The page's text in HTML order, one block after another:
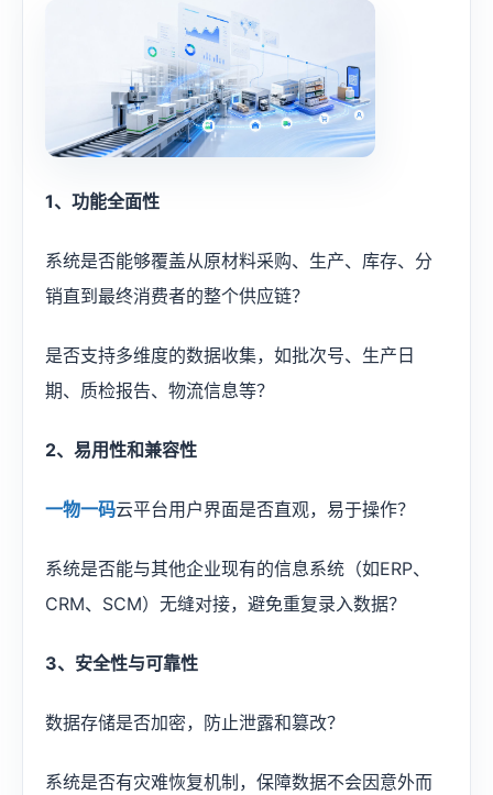
1、功能全面性
系统是否能够覆盖从原材料采购、生产、库存、分
销直到最终消费者的整个供应链？
是否支持多维度的数据收集，如批次号、生产日
期、质检报告、物流信息等？
2、易用性和兼容性
一物一码云平台用户界面是否直观，易于操作？
系统是否能与其他企业现有的信息系统（如ERP、
CRM、SCM）无缝对接，避免重复录入数据？
3、安全性与可靠性
数据存储是否加密，防止泄露和篡改？
系统是否有灾难恢复机制，保障数据不会因意外而